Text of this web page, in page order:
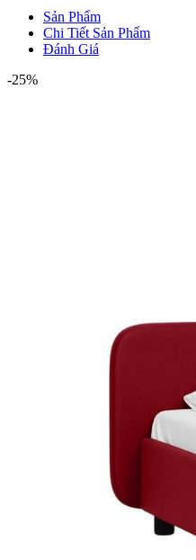
Sản Phẩm
Chi Tiết Sản Phẩm
Đánh Giá
-25%